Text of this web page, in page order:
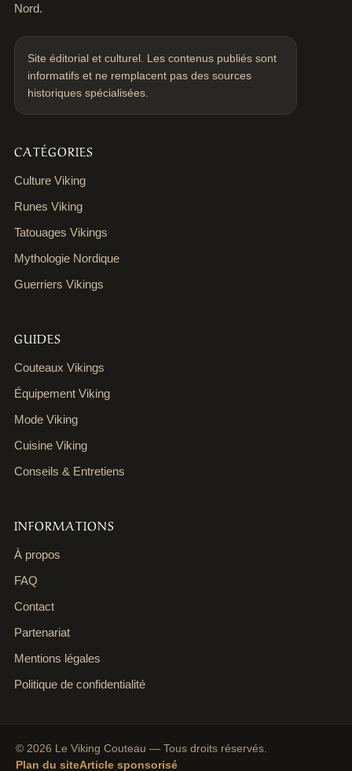
Nord.
Site éditorial et culturel. Les contenus publiés sont
informatifs et ne remplacent pas des sources
historiques spécialisées.
CATÉGORIES
Culture Viking
Runes Viking
Tatouages Vikings
Mythologie Nordique
Guerriers Vikings
GUIDES
Couteaux Vikings
Équipement Viking
Mode Viking
Cuisine Viking
Conseils & Entretiens
INFORMATIONS
À propos
FAQ
Contact
Partenariat
Mentions légales
Politique de confidentialité
© 2026 Le Viking Couteau — Tous droits réservés.
Plan du siteArticle sponsorisé